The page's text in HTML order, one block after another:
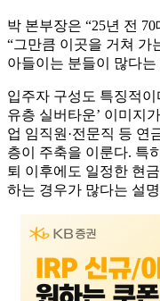
박 본부장은 “25년 전
“그만큼 이곳을 거쳐 가
아들이는 분들이 많다
입주자 구성도 특징적
유층 실버타운’ 이미지
업 임직원·전문직 등 연
층이 주축을 이룬다. 특
퇴 이후에도 일정한 현
하는 경우가 많다는 설